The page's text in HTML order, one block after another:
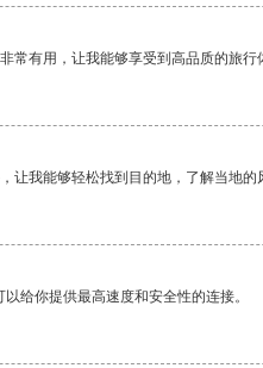
常有用，让我能够享受到高品质的旅行
让我能够轻松找到目的地，了解当地的
给你提供最高速度和安全性的连接。